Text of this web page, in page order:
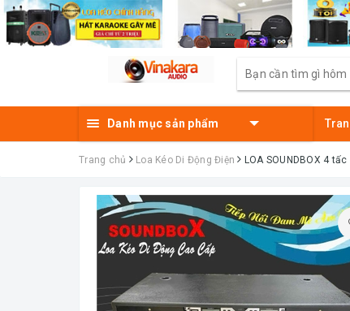
Danh mục sản phẩm
Trang chủ Loa Kéo Di Động Điện LOA SOUNDBOX 4